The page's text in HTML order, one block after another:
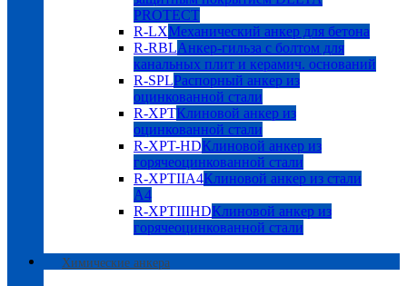
PROTECT
R-LXМеханический анкер для бетона
R-RBLАнкер-гильза с болтом для
канальных плит и керамич. оснований
R-SPLРаспорный анкер из
оцинкованной стали
R-XPTКлиновой анкер из
оцинкованной стали
R-XPT-HDКлиновой анкер из
горячеоцинкованной стали
R-XPTIIA4Клиновой анкер из стали
А4
R-XPTIIIHDКлиновой анкер из
горячеоцинкованной стали
Химические анкера